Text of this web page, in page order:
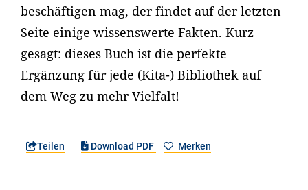
beschäftigen mag, der findet auf der letzten
Seite einige wissenswerte Fakten. Kurz
gesagt: dieses Buch ist die perfekte
Ergänzung für jede (Kita-) Bibliothek auf
dem Weg zu mehr Vielfalt!
Teilen Download PDF Merken